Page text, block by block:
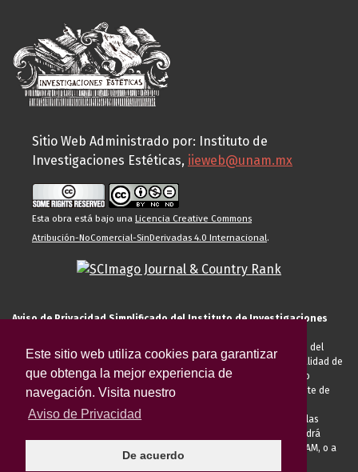
Este sitio web utiliza cookies para garantizar
que obtenga la mejor experiencia de
navegación. Visita nuestro
Aviso de Privacidad
De acuerdo
Sitio Web Administrado por: Instituto de
Investigaciones Estéticas, iieweb@unam.mx
Esta obra está bajo una Licencia Creative Commons
Atribución-NoComercial-SinDerivadas 4.0 Internacional.
Aviso de Privacidad Simplificado del Instituto de Investigaciones
El Instituto de Investigaciones Estéticas de la UNAM, es responsable del
tratamiento de sus datos personales para el registro de usted en calidad de
alumno, docente, personal de la entidad académica, conferencista o
invitado externo (nacional o extranjero), visitante, proveedor o cliente de
anteriormente descritas u otras aquellas exigidas legalmente o por las
autoridades competentes podrá transferir sus datos personales. Podrá
ejercer sus derechos ARCO en la Unidad de Transparencia de la UNAM, o a
Plataforma Nacional de Transparencia.